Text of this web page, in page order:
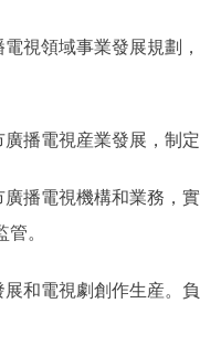
電視領域事業發展規劃
廣播電視産業發展，制
廣播電視機構和業務，
。
展和電視劇創作生産。